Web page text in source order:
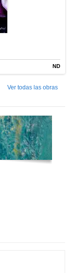
ND
Ver todas las obras